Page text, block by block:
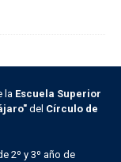
la Escuela Superior
del Círculo de
2º y 3º año de